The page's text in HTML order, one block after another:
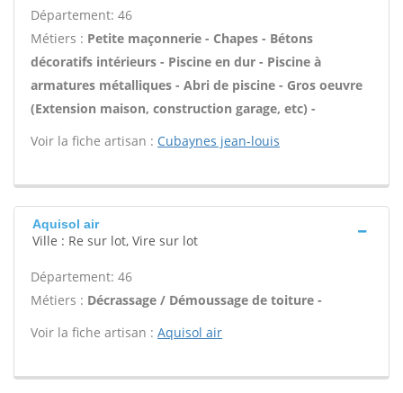
Département: 46
Métiers : Petite maçonnerie - Chapes - Bétons
décoratifs intérieurs - Piscine en dur - Piscine à
armatures métalliques - Abri de piscine - Gros oeuvre
(Extension maison, construction garage, etc) -
Voir la fiche artisan : Cubaynes jean-louis
Aquisol air
Ville : Re sur lot, Vire sur lot
Département: 46
Métiers : Décrassage / Démoussage de toiture -
Voir la fiche artisan : Aquisol air